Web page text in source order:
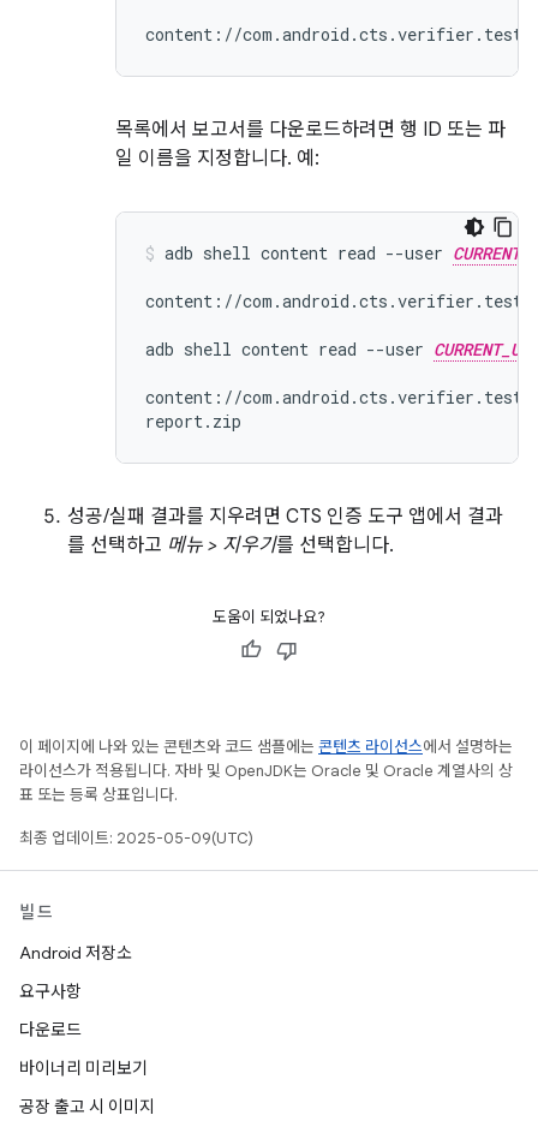
목록에서 보고서를 다운로드하려면 행 ID 또는 파
일 이름을 지정합니다. 예:
adb shell content read --user
content://
adb shell content read --user
content://
성공/실패 결과를 지우려면 CTS 인증 도구 앱에서 결과
를 선택하고 메뉴 > 지우기를 선택합니다.
도움이 되었나요?
이 페이지에 나와 있는 콘텐츠와 코드 샘플에는 콘텐츠 라이선스에서 설명하는
라이선스가 적용됩니다. 자바 및 OpenJDK는 Oracle 및 Oracle 계열사의 상
표 또는 등록 상표입니다.
최종 업데이트: 2025-05-09(UTC)
빌드
Android 저장소
요구사항
다운로드
바이너리 미리보기
공장 출고 시 이미지